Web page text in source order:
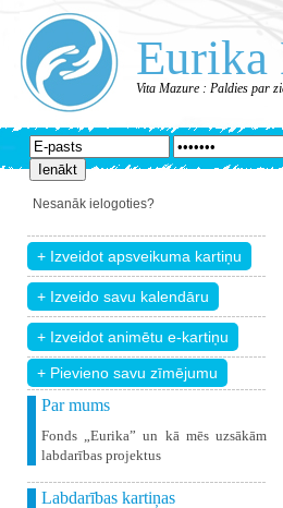
Eurika
Vita Mazure : Paldies par
Nesanāk ielogoties?
+ Pievieno savu zīmējumu
Par mums
Fonds „Eurika” un kā mēs uzsākām
labdarības projektus
Labdarības kartiņas